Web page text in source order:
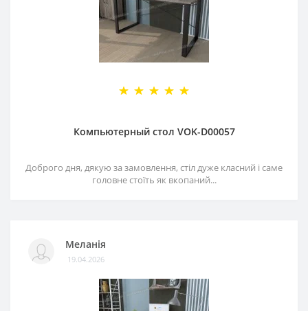
Компьютерный стол VOK-D00057
Доброго дня, дякую за замовлення, стіл дуже класний і саме
головне стоїть як вкопаний...
Меланія
19.04.2026